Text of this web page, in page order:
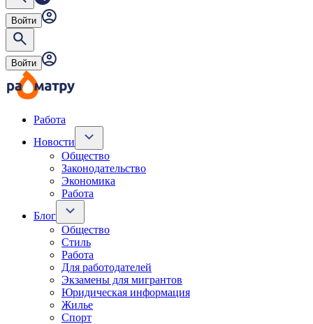
Войти
Войти
Работа
Новости
Общество
Законодательство
Экономика
Работа
Блог
Общество
Стиль
Работа
Для работодателей
Экзамены для мигрантов
Юридическая информация
Жилье
Спорт